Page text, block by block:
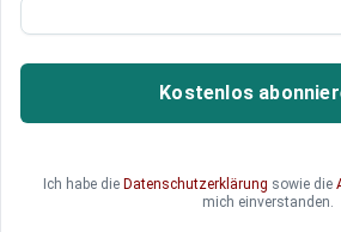
Oberfranken
Die Polizei bestätigt 18 Tote bei
Kostenlos
Ich habe die Datenschutzerklärung sowie die
mich einverstanden.